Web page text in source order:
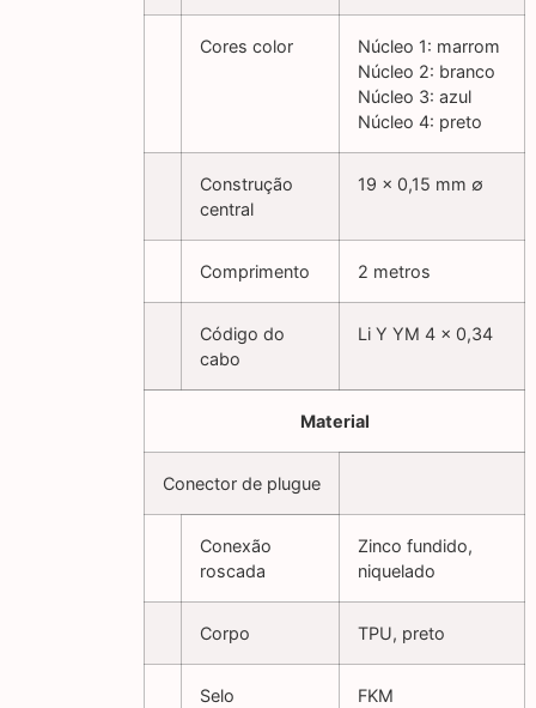
Cores color
Núcleo 1: marrom
Núcleo 2: branco
Núcleo 3: azul
Núcleo 4: preto
Construção
central
19 x 0,15 mm ∅
Comprimento 2 metros
Código do
cabo
Li Y YM 4 x 0,34
Material
Conector de plugue
Conexão
roscada
Zinco fundido,
niquelado
Corpo TPU, preto
Selo FKM